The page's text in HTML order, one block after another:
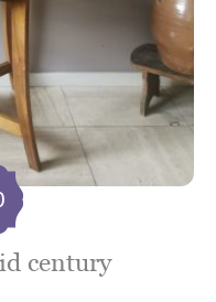
century